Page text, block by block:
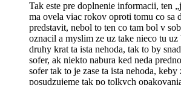
Tak este pre doplnenie informacii, ten
ma ovela viac rokov oproti tomu co sa
predstavit, nebol to ten co tam bol v
oznacil a myslim ze uz take nieco tu uz
druhy krat ta ista nehoda, tak to by
sofer, ak niekto nabura ked neda
sofer tak to je zase ta ista nehoda, keby
posudzujeme tak po tolkych